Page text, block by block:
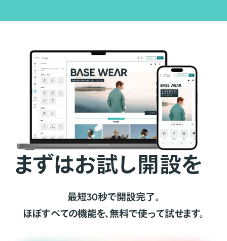
まずはお試し開設を
最短30秒で開設完了。
ほぼすべての機能を、無料で使って試せます。